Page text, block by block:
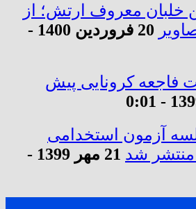
خلبان معروف ارتش؛ از
20 فروردین 1400 -
فاجعه کرونایی پیش
آزمون استخدامی
شد
21 مهر 1399 -